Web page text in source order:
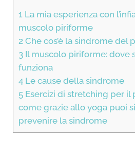
1La mia esperienza con
muscolo piriforme
2Che cos’è la sindrome del
3Il muscolo piriforme: dove
funziona
4Le cause della sindrome
5Esercizi di stretching per il
come grazie allo yoga puoi
prevenire la sindrome